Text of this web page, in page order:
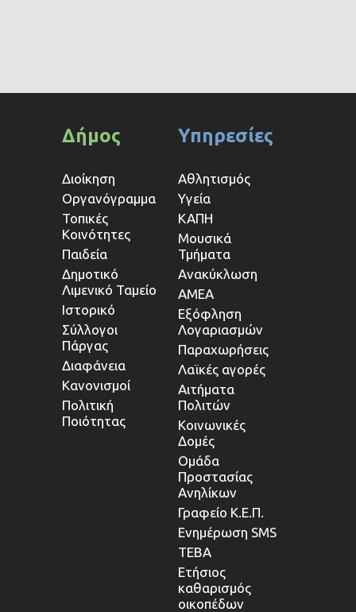
Δήμος
Διοίκηση
Οργανόγραμμα
Τοπικές
Κοινότητες
Παιδεία
Δημοτικό
Λιμενικό Ταμείο
Ιστορικό
Σύλλογοι
Πάργας
Διαφάνεια
Κανονισμοί
Πολιτική
Ποιότητας
Υπηρεσίες
Αθλητισμός
Υγεία
ΚΑΠΗ
Μουσικά
Τμήματα
Ανακύκλωση
ΑΜΕΑ
Εξόφληση
Λογαριασμών
Παραχωρήσεις
Λαϊκές αγορές
Αιτήματα
Πολιτών
Κοινωνικές
Δομές
Ομάδα
Προστασίας
Ανηλίκων
Γραφείο Κ.Ε.Π.
Ενημέρωση SMS
ΤΕΒΑ
Ετήσιος
καθαρισμός
οικοπέδων